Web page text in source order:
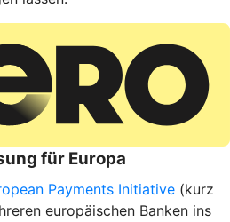
für Europa
Payments Initiative (kurz
europäischen Banken ins